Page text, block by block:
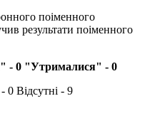
поіменного
результати поіменного
- 0 "Утрималися" - 0
0 Відсутні - 9